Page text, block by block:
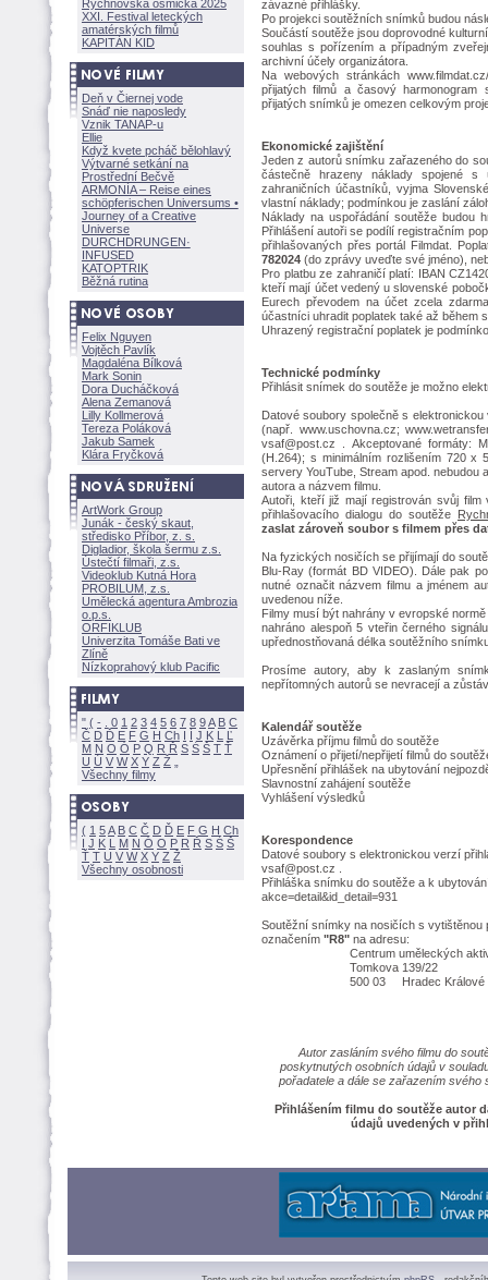
Rychnovská osmička 2025
XXI. Festival leteckých
amatérských filmů
KAPITÁN KID
Deň v Čiernej vode
Snáď nie naposledy
Vznik TANAP-u
Ellie
Když kvete pcháč bělohlavý
Výtvarné setkání na
Prostřední Bečvě
ARMONÍA – Reise eines
schöpferischen Universums •
Journey of a Creative
Universe
DURCHDRUNGEN·
INFUSED
KATOPTRIK
Běžná rutina
Felix Nguyen
Vojtěch Pavlík
Magdaléna Bílkov
Mark Sonin
Dora Ducháčkov
Alena Zemanov
Lilly Kollmerov
Tereza Polákov
Jakub Samek
Klára Fryčkov
ArtWork Group
Junák - český skaut,
středisko Příbor, z. s.
Digladior, škola šermu z.s.
Ústečtí filmaři, z.s.
Videoklub Kutná Hora
PROBILUM, z.s.
Umělecká agentura Ambrozia
o.p.s.
ORFIKLUB
Univerzita Tomáše Bati ve
Zlíně
Nízkoprahový klub Pacific
" ( - 0 1 2 3 4 5 6 7 8 9A B C
Č D Ď E F G H Ch I Í J K L
Ľ
M N O Ó P Q R Ř S Ś T Ť
U Ú V W X Y Z
Všechny filmy
( 1 5A B C Č D Ď E F G H Ch
I J K L M N Ó O P R Ř S Ś
Ť T U V W X Y Z
Všechny osobnosti
závazné přihlášky.
Po projekci soutěžních snímků budou
Součástí soutěže jsou doprovodné
souhlas s pořízením a případným
archivní účely organizátora.
Na webových stránkách
přijatých filmů a časový
přijatých snímků je omezen celkovým
Ekonomické zajištění
Jeden z autorů snímku zařazeného do
částečně hrazeny náklady spojené
zahraničních účastníků, vyjma
vlastní náklady; podmínkou je zaslání
Náklady na uspořádání soutěže budou
Přihlášení autoři se podílí registračním
přihlašovaných přes portál Filmdat.
782024 (do zprávy uveďte své jméno),
Pro platbu ze zahraničí platí: IBAN
kteří mají účet vedený u slovenské
Eurech převodem na účet zcela
účastníci uhradit poplatek také až během
Uhrazený registrační poplatek je
Technické podmínky
Přihlásit snímek do soutěže je možno
Datové soubory společně s
(např. www.uschovna.cz;
vsaf@post.cz . Akceptované formáty:
(H.264); s minimálním rozlišením 720 x
servery YouTube, Stream apod.
autora a názvem filmu.
Autoři, kteří již mají registrován svůj film
přihlašovacího dialogu do soutěže
zaslat zároveň soubor s filmem přes
Na fyzických nosičích se přijímají do
Blu-Ray (formát BD VIDEO). Dále pak
nutné označit názvem filmu a jménem
uvedenou níže.
Filmy musí být nahrány v evropské
nahráno alespoň 5 vteřin černého
upřednostňovaná délka soutěžního
Prosíme autory, aby k zaslaným
nepřítomných autorů se nevracejí a
Kalendář soutěže
Uzávěrka příjmu filmů do
Oznámení o přijetí/nepřijetí filmů do
Upřesnění přihlášek na ubytování
Slavnostní zahájení
Vyhlášení
Korespondence
Datové soubory s elektronickou verzí
vsaf@post.cz .
Přihláška snímku do soutěže a k
akce=detail&id_detail=931
Soutěžní snímky na nosičích s vytištěnou
označením "R8" na adresu:
Centrum uměleckých
Tomkova 139/22
500 03 Hradec Králové
Autor zasláním svého filmu do
poskytnutých osobních údajů v
pořadatele a dále se zařazením
Přihlášením filmu do soutěže autor
údajů uvedených v